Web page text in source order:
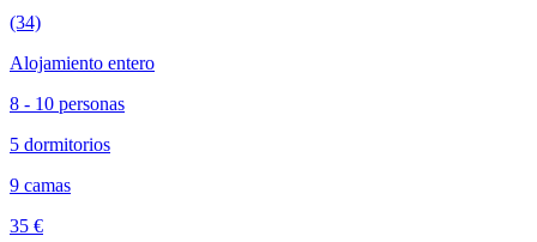
(34)
Alojamiento entero
8 - 10 personas
5 dormitorios
9 camas
35 €